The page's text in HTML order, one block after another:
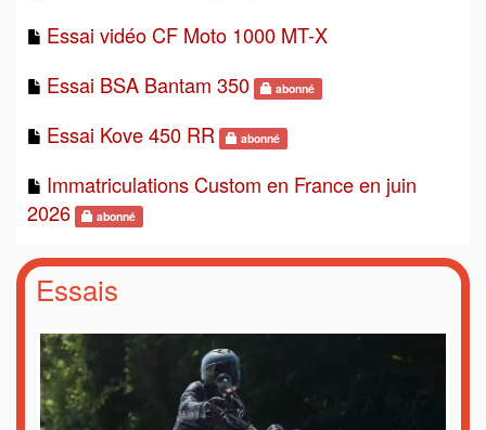
Essai vidéo CF Moto 1000 MT-X
Essai BSA Bantam 350
abonné
Essai Kove 450 RR abonné
Immatriculations Custom en France en juin
2026
abonné
Essais